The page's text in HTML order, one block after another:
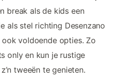
break als de kids een
als stel richting Desenzano
voldoende opties. Zo
only en kun je rustige
tweeën te genieten.